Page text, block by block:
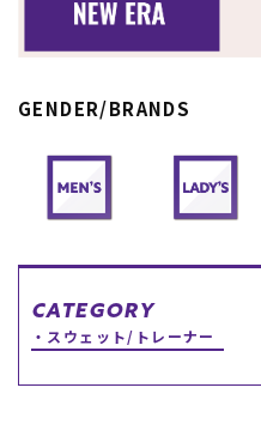
ブランド一覧
RIDE LIFE MAGAZINE一
スタッフスナップ
ー
GENDER/BRANDS
CATEGORY
スウェット/トレーナー